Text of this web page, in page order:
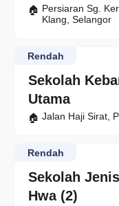
Persiaran Sg.
Klang, Selangor
Sekolah
Utama
Rendah
Jalan Haji Sirat,
Sekolah
Hwa (2)
Rendah